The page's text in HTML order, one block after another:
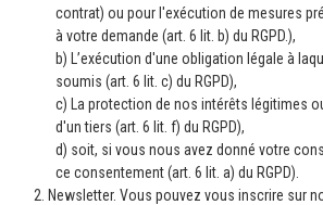
contrat) ou pour l'exécution de mesures
à votre demande (art. 6 lit. b) du RGPD.),
b) L’exécution d'une obligation légale à
soumis (art. 6 lit. c) du RGPD),
c) La protection de nos intérêts légitimes
d'un tiers (art. 6 lit. f) du RGPD),
d) soit, si vous nous avez donné votre
ce consentement (art. 6 lit. a) du RGPD).
2. Newsletter. Vous pouvez vous inscrire sur